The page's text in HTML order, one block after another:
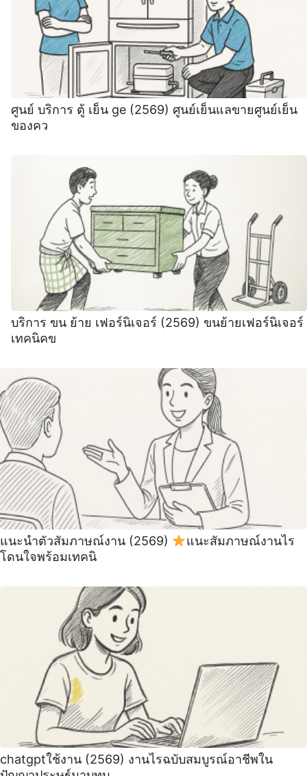
ศูนย์ บริการ ตู้ เย็น ge (2569) ศูนย์เย็นแลขายศูนย์เย็น
ของคว
บริการ ขน ย้าย เฟอร์นิเจอร์ (2569) ขนย้ายเฟอร์นิเจอร์
เทคนิคข
แนะนําตัวสัมภาษณ์งาน (2569)
แนะสัมภาษณ์งานไร
โดนใจพร้อมเทคนิ
chatgptใช้งาน (2569) งานไรฉบับสมบูรณ์อาชีพใน